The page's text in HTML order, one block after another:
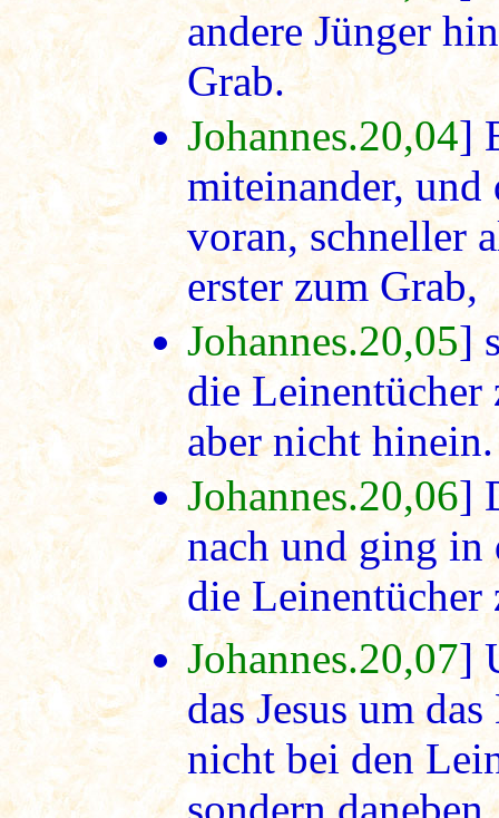
andere Jünger
Grab.
Johannes.20,04]
miteinander, und
voran, schneller
erster zum Grab,
Johannes.20,05]
die Leinentücher
aber nicht hinein.
Johannes.20,06]
nach und ging in
die Leinentücher
Johannes.20,07]
das Jesus um
nicht bei den